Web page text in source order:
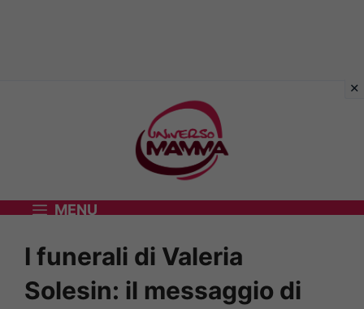
MENU
I funerali di Valeria
Solesin: il messaggio di